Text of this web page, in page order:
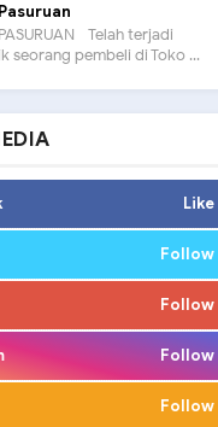
Pasuruan
PASURUAN - Telah terjadi
seorang pembeli di Toko ...
Like
Follow
Follow
Follow
Follow